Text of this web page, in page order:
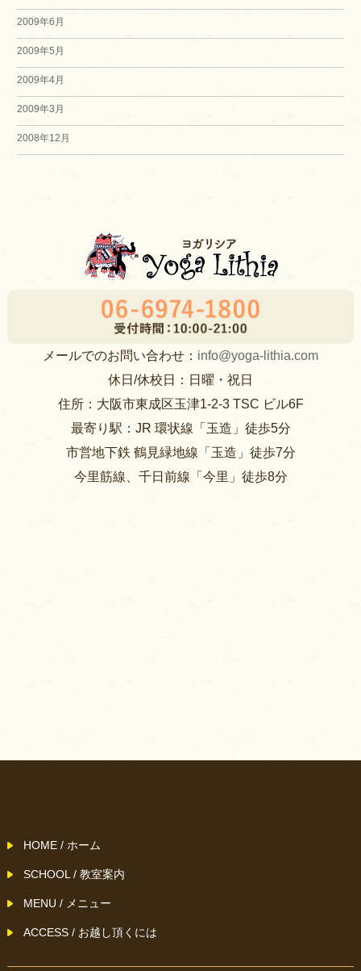
2009年6月
2009年5月
2009年4月
2009年3月
2008年12月
メールでのお問い合わせ： info@yoga-lithia.com
休日/休校日：日曜・祝日
住所：大阪市東成区玉津1-2-3 TSC ビル6F
最寄り駅：JR 環状線「玉造」徒歩5分
市営地下鉄 鶴見緑地線「玉造」徒歩7分
今里筋線、千日前線「今里」徒歩8分
HOME / ホーム
SCHOOL / 教室案内
MENU / メニュー
ACCESS / お越し頂くには